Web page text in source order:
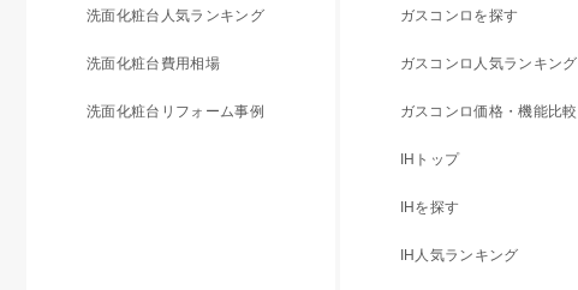
洗面化粧台人気ランキング
洗面化粧台費用相場
洗面化粧台リフォーム事例
ガスコンロを探す
ガスコンロ人気ランキング
ガスコンロ価格・機能比較
IHトップ
IHを探す
IH人気ランキング